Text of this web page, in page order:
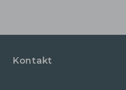
Kontakt